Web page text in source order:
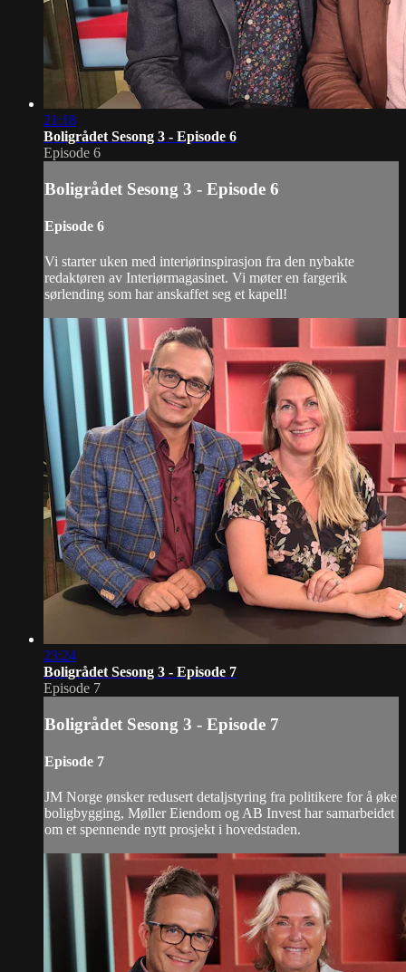
21:18
Boligrådet Sesong 3 - Episode 6
Episode 6
Boligrådet Sesong 3 - Episode 6
Episode 6
Vi starter uken med interiørinspirasjon fra den nybakte
redaktøren av Interiørmagasinet. Vi møter en fargerik
sørlending som har anskaffet seg et kapell!
23:24
Boligrådet Sesong 3 - Episode 7
Episode 7
Boligrådet Sesong 3 - Episode 7
Episode 7
JM Norge ønsker redusert detaljstyring fra politikere for å øke
boligbygging, Møller Eiendom og AB Invest har samarbeidet
om et spennende nytt prosjekt i hovedstaden.